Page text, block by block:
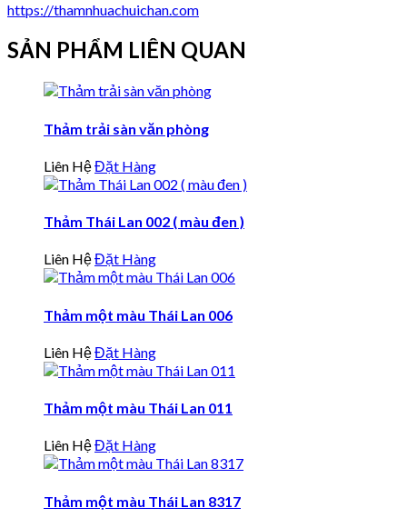
https://thamnhuachuichan.com
SẢN PHẨM LIÊN QUAN
Thảm trải sàn văn phòng
Liên HệĐặt Hàng
Thảm Thái Lan 002 ( màu đen )
Liên HệĐặt Hàng
Thảm một màu Thái Lan 006
Liên HệĐặt Hàng
Thảm một màu Thái Lan 011
Liên HệĐặt Hàng
Thảm một màu Thái Lan 8317